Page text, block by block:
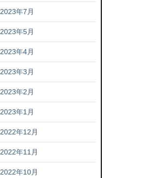
2023年7月
2023年5月
2023年4月
2023年3月
2023年2月
2023年1月
2022年12月
2022年11月
2022年10月